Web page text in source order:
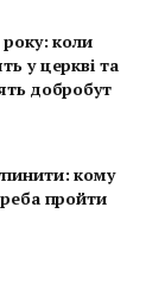
року: коли
у церкві та
добробут
кому
пройти